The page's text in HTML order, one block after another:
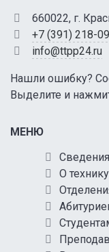
660022, г.
+7 (391) 218-
info@ttpp24.ru
Нашли ошибку?
Выделите и
МЕНЮ
О